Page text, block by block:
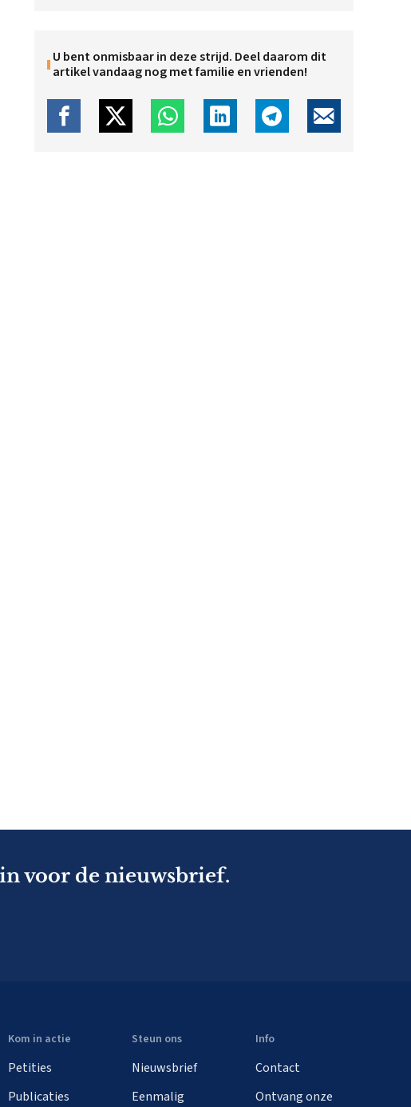
U bent onmisbaar in deze strijd. Deel daarom dit
artikel vandaag nog met familie en vrienden!
voor de nieuwsbrief.
Kom in actie
Petities
Publicaties
Steun ons
Nieuwsbrief
Eenmalig
Info
Contact
Ontvang onze